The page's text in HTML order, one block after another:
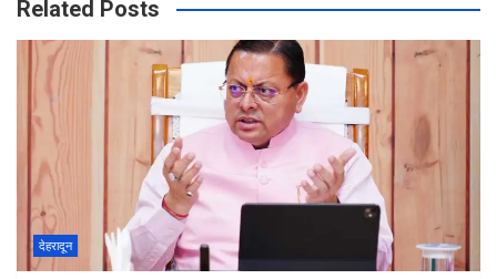
Related Posts
देहरादून